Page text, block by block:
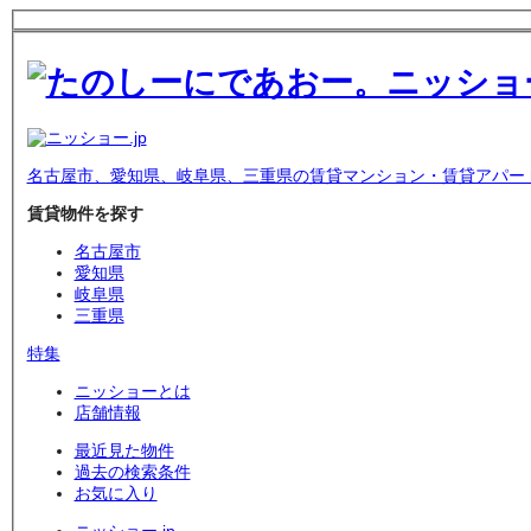
名古屋市、愛知県、岐阜県、三重県の賃貸マンション・賃貸アパー
賃貸物件を探す
名古屋市
愛知県
岐阜県
三重県
特集
ニッショーとは
店舗情報
最近見た物件
過去の検索条件
お気に入り